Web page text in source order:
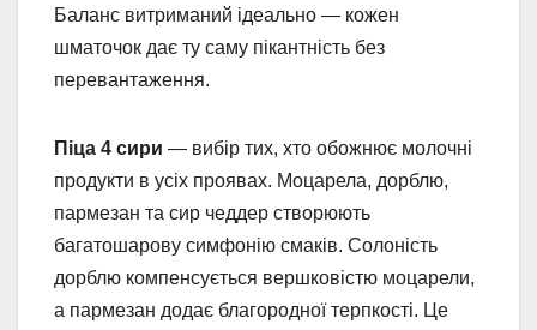
Баланс витриманий ідеально — кожен
шматочок дає ту саму пікантність без
перевантаження.
Піца 4 сири — вибір тих, хто обожнює молочні
продукти в усіх проявах. Моцарела, дорблю,
пармезан та сир чеддер створюють
багатошарову симфонію смаків. Солоність
дорблю компенсується вершковістю моцарели,
а пармезан додає благородної терпкості. Це